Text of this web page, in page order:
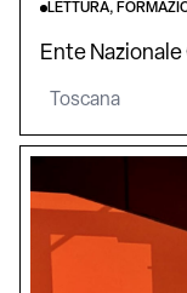
LETTURA,
Ente
Toscana